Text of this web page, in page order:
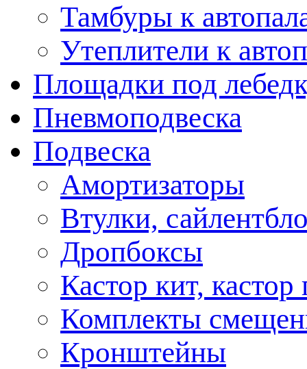
Тамбуры к
Утеплители к
Площадки под
Пневмоподвеска
Подвеска
Амортизаторы
Втулки,
Дропбоксы
Кастор кит, кастор
Комплекты
Кронштейны